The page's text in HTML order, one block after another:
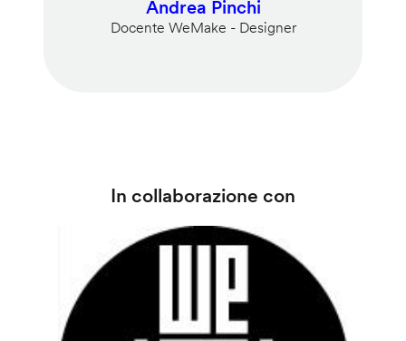
Andrea Pinchi
Docente WeMake - Designer
In collaborazione con